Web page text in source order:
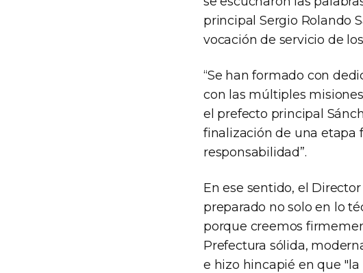
principal Sergio Rolando
vocación de servicio de
“Se han formado con
con las múltiples
el prefecto principal
finalización de una etapa
responsabilidad”.
En ese sentido, el
preparado no solo en lo
porque creemos
Prefectura sólida,
e hizo hincapié en que